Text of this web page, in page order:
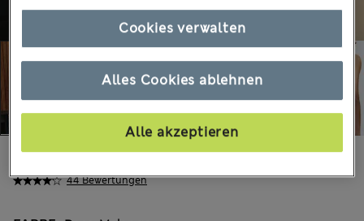
44 Bewertungen
€35,00
Alles Cookies ablehnen
Alle akzeptieren
Cookies verwalten